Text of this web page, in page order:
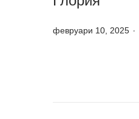
P
февруари 10, 2025 .